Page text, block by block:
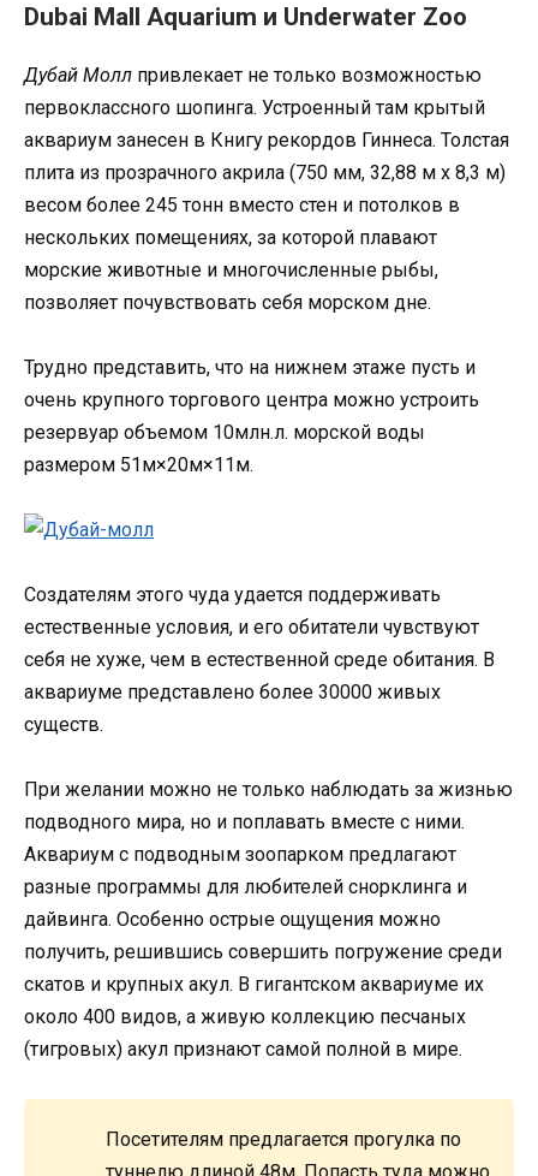
Dubai Mall Aquarium и Underwater Zoo
Дубай Молл привлекает не только возможностью
первоклассного шопинга. Устроенный там крытый
аквариум занесен в Книгу рекордов Гиннеса. Толстая
плита из прозрачного акрила (750 мм, 32,88 м х 8,3 м)
весом более 245 тонн вместо стен и потолков в
нескольких помещениях, за которой плавают
морские животные и многочисленные рыбы,
позволяет почувствовать себя морском дне.
Трудно представить, что на нижнем этаже пусть и
очень крупного торгового центра можно устроить
резервуар объемом 10млн.л. морской воды
размером 51м×20м×11м.
Создателям этого чуда удается поддерживать
естественные условия, и его обитатели чувствуют
себя не хуже, чем в естественной среде обитания. В
аквариуме представлено более 30000 живых
существ.
При желании можно не только наблюдать за жизнью
подводного мира, но и поплавать вместе с ними.
Аквариум с подводным зоопарком предлагают
разные программы для любителей снорклинга и
дайвинга. Особенно острые ощущения можно
получить, решившись совершить погружение среди
скатов и крупных акул. В гигантском аквариуме их
около 400 видов, а живую коллекцию песчаных
(тигровых) акул признают самой полной в мире.
Посетителям предлагается прогулка по
туннелю длиной 48м. Попасть туда можно